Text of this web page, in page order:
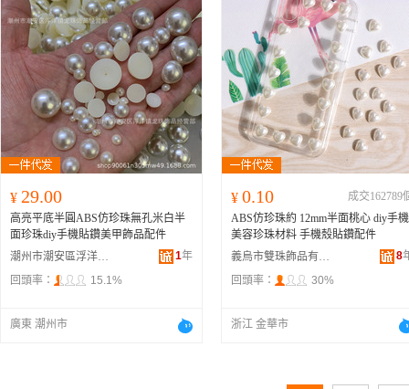
¥ 29.00
高亮平底半圓ABS仿珍珠無孔米白半
面珍珠diy手機貼鑽美甲飾品配件
潮州市潮安區浮洋鎮龍珠飾品經營部
1年
回頭率：
15.1%
廣東 潮州市
¥ 0.10
成交162789
ABS仿珍珠約 12mm半面桃心 diy手機
美容珍珠材料 手機殼貼鑽配件
義烏市雙珠飾品有限公司
8
回頭率：
30%
浙江 金華市